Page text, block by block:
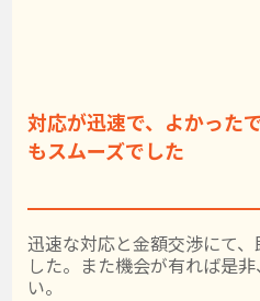
対応が迅速で、よかった
もスムーズでした
迅速な対応と金額交渉にて
した。また機会が有れば是
い。